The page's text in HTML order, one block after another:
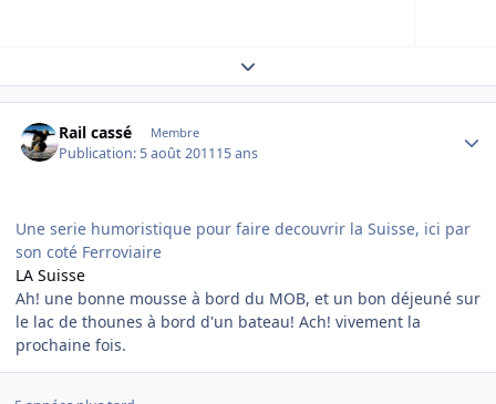
Expand topic overview
Rail cassé Membre
Publication: 5 août 201115 ans
Une serie humoristique pour faire decouvrir la Suisse, ici par
son coté Ferroviaire
LA Suisse
Ah! une bonne mousse à bord du MOB, et un bon déjeuné sur
le lac de thounes à bord d'un bateau! Ach! vivement la
prochaine fois.